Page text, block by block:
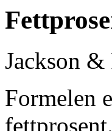
Jackson
Formelen